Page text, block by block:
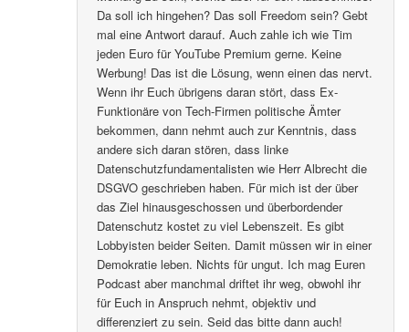
Da soll ich hingehen? Das soll Freedom sein? Gebt
mal eine Antwort darauf. Auch zahle ich wie Tim
jeden Euro für YouTube Premium gerne. Keine
Werbung! Das ist die Lösung, wenn einen das nervt.
Wenn ihr Euch übrigens daran stört, dass Ex-
Funktionäre von Tech-Firmen politische Ämter
bekommen, dann nehmt auch zur Kenntnis, dass
andere sich daran stören, dass linke
Datenschutzfundamentalisten wie Herr Albrecht die
DSGVO geschrieben haben. Für mich ist der über
das Ziel hinausgeschossen und überbordender
Datenschutz kostet zu viel Lebenszeit. Es gibt
Lobbyisten beider Seiten. Damit müssen wir in einer
Demokratie leben. Nichts für ungut. Ich mag Euren
Podcast aber manchmal driftet ihr weg, obwohl ihr
für Euch in Anspruch nehmt, objektiv und
differenziert zu sein. Seid das bitte dann auch!